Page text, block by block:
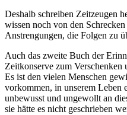
Deshalb schreiben Zeitzeugen
wissen noch von den
Anstrengungen, die Folgen zu
Auch das zweite Buch der
Zeitkonserve zum Verschenken
Es ist den vielen Menschen
vorkommen, in unserem Leben
unbewusst und ungewollt an
sie hätte es nicht geschrieben